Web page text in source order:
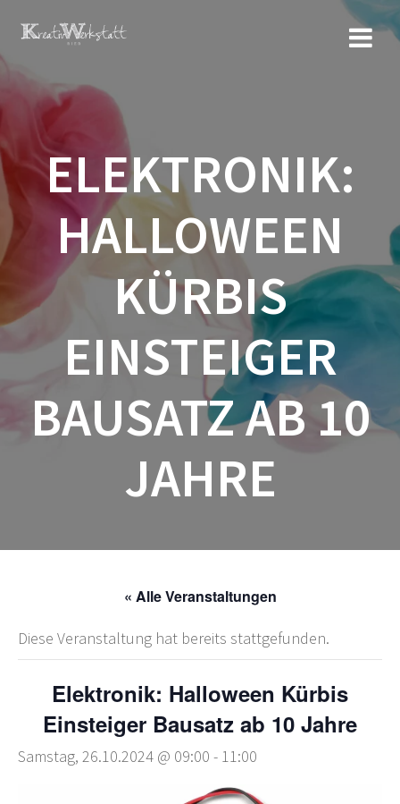
ELEKTRONIK:
HALLOWEEN
KÜRBIS
EINSTEIGER
BAUSATZ AB 10
JAHRE
« Alle Veranstaltungen
Diese Veranstaltung hat bereits stattgefunden.
Elektronik: Halloween Kürbis
Einsteiger Bausatz ab 10 Jahre
Samstag, 26.10.2024 @ 09:00 - 11:00